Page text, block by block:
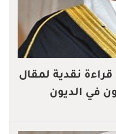
قراءة نقدية لمقال
في الديون